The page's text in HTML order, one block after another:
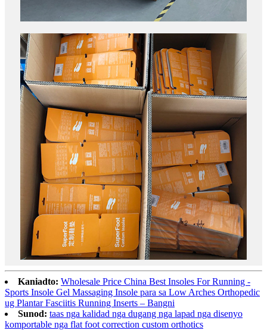
Kaniadto: Wholesale Price China Best Insoles For Running -
Sports Insole Gel Massaging Insole para sa Low Arches Orthopedic
ug Plantar Fasciitis Running Inserts – Bangni
Sunod: taas nga kalidad nga dugang nga lapad nga disenyo
komportable nga flat foot correction custom orthotics